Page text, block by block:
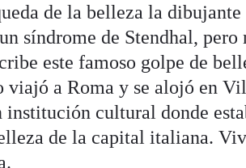
de la belleza la
síndrome de Stendhal,
este famoso golpe de
viajó a Roma y se alojó en
institución cultural donde
de la capital italiana.